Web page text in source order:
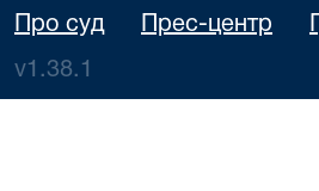
Про суд Прес-центр
v1.38.1